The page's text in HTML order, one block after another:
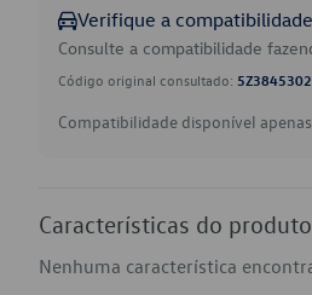
Verifique a compatibilidade
Consulte a compatibilidade
Código original consultado:
Compatibilidade disponível
Características do produto
Nenhuma característica